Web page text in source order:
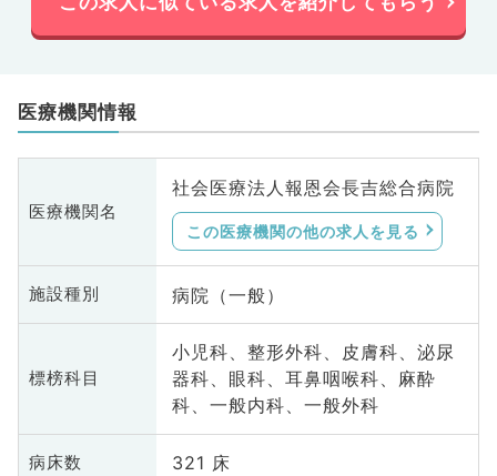
医療機関情報
医療機関名
社会医療法人報恩会長吉総合病院
この医療機関の他の求人を見る
施設種別 病院（一般）
標榜科目
小児科、整形外科、皮膚科、泌尿
器科、眼科、耳鼻咽喉科、麻酔
科、一般内科、一般外科
病床数 321 床